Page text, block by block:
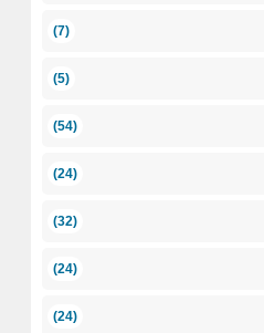
(7)
(5)
(54)
(24)
(32)
(24)
(24)